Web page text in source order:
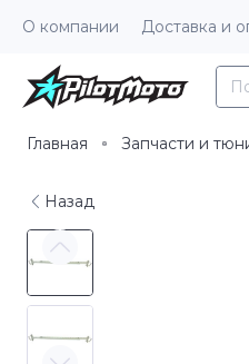
О компании Доставка и
Главная Запчасти и
Назад